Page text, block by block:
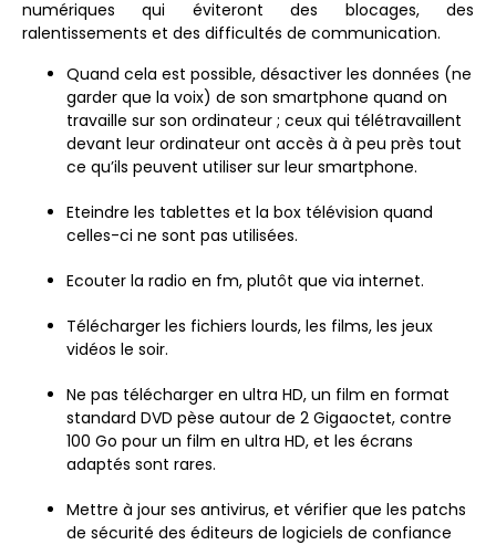
numériques qui éviteront des blocages, des
ralentissements et des difficultés de communication.
Quand cela est possible, désactiver les données (ne
garder que la voix) de son smartphone quand on
travaille sur son ordinateur ; ceux qui télétravaillent
devant leur ordinateur ont accès à à peu près tout
ce qu’ils peuvent utiliser sur leur smartphone.
Eteindre les tablettes et la box télévision quand
celles-ci ne sont pas utilisées.
Ecouter la radio en fm, plutôt que via internet.
Télécharger les fichiers lourds, les films, les jeux
vidéos le soir.
Ne pas télécharger en ultra HD, un film en format
standard DVD pèse autour de 2 Gigaoctet, contre
100 Go pour un film en ultra HD, et les écrans
adaptés sont rares.
Mettre à jour ses antivirus, et vérifier que les patchs
de sécurité des éditeurs de logiciels de confiance